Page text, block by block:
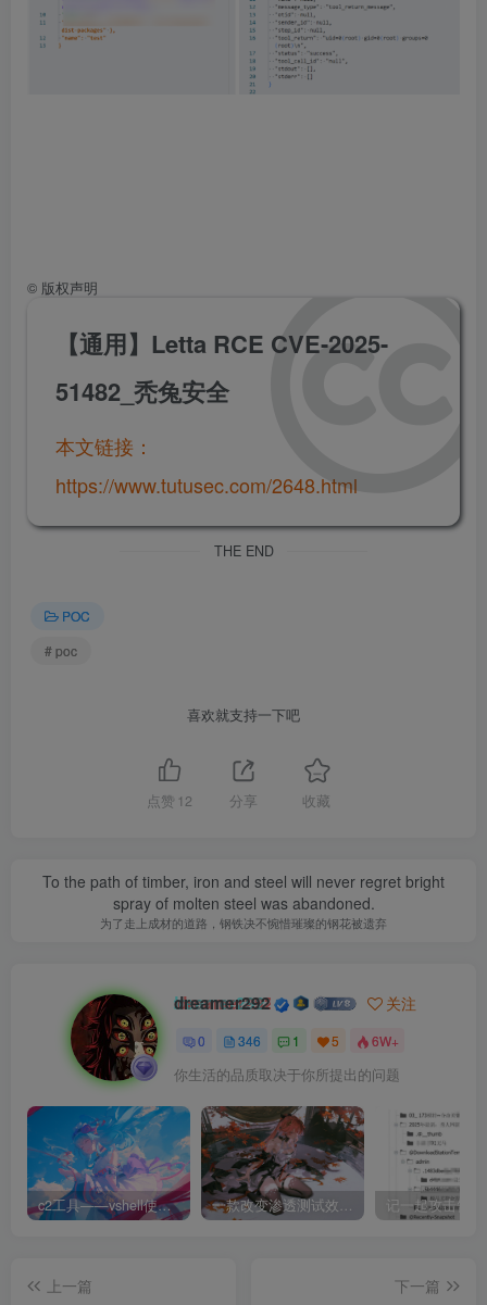
© 版权声明
【通用】Letta RCE CVE-2025-
51482_秃兔安全
本文链接：
https://www.tutusec.com/2648.html
THE END
POC
# poc
喜欢就支持一下吧
点赞 12 分享 收藏
To the path of timber, iron and steel will never regret bright
spray of molten steel was abandoned.
为了走上成材的道路，钢铁决不惋惜璀璨的钢花被遗弃
dreamer292 关注
0 346 1 5 6W+
你生活的品质取决于你所提出的问题
c2工具——vshell使用和下载 一款改变渗透测试效率的黑科技 —— dddd
上一篇
下一篇